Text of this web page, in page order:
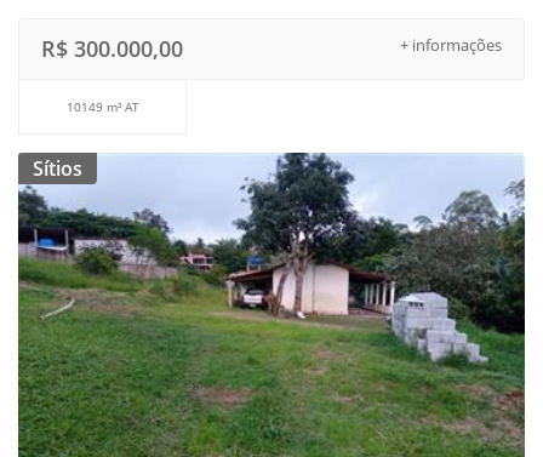
+ informações
R$ 300.000,00
10149 m² AT
Sítios